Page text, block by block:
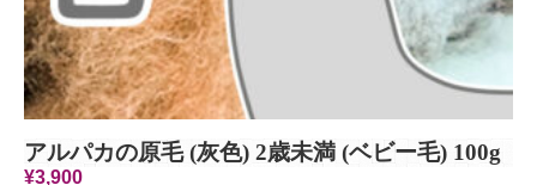
アルパカの原毛 (灰色) 2歳未満 (ベビー毛) 100g
¥3,900